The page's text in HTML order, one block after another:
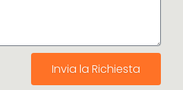
Invia la Richiesta